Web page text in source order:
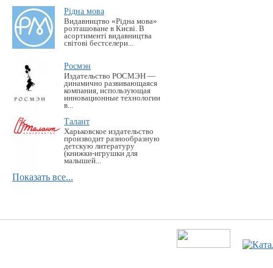
Рідна мова
Видавництво «Рідна мова»
розташоване в Києві. В
асортименті видавництва
світові бестселери...
Росмэн
Издательство РОСМЭН —
динамично развивающаяся
компания, использующая
инновационные технологии
в...
Талант
Харьковское издательство
производит разнообразную
детскую литературу
(книжки-игрушки для
малышей...
Показать все...